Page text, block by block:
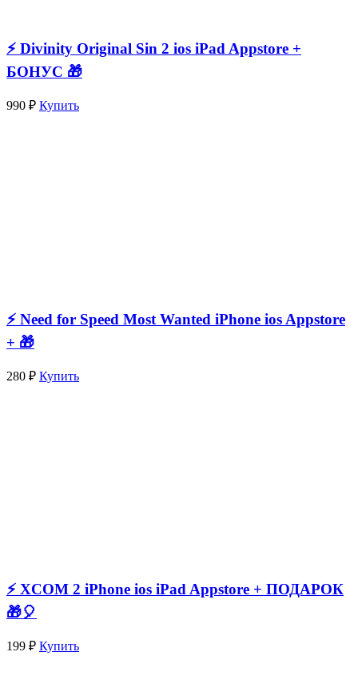
⚡️ Divinity Original Sin 2 ios iPad Appstore +
БОНУС 🎁
990 ₽ Купить
⚡️ Need for Speed Most Wanted iPhone ios Appstore
+ 🎁
280 ₽ Купить
⚡️ XCOM 2 iPhone ios iPad Appstore + ПОДАРОК
🎁🎈
199 ₽ Купить